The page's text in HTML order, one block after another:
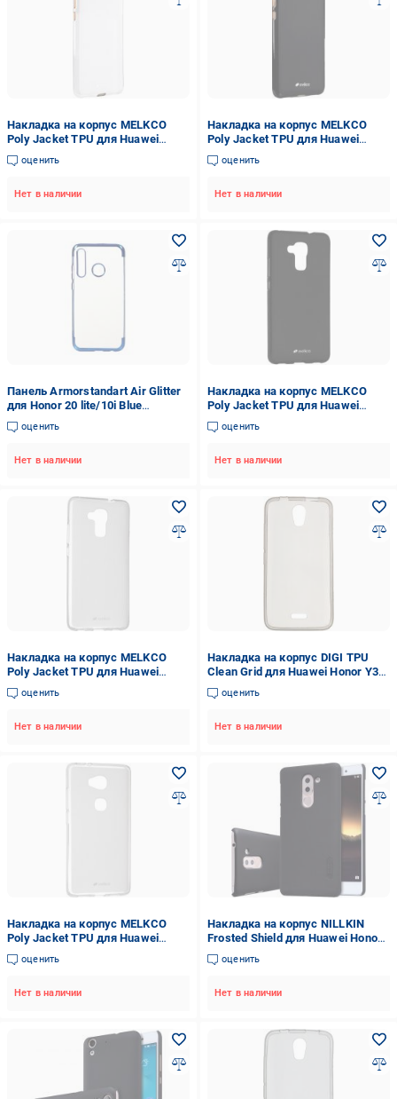
Накладка на корпус MELKCO
Poly Jacket TPU для Huawei
Honor 5A/Y6 II transparent (WP-
MDHWHO5ATULTTMTU)
оценить
Нет в наличии
Накладка на корпус MELKCO
Poly Jacket TPU для Huawei
Honor 5A/Y6 II black (WP-
MDHWHO5ATULTBMTU)
оценить
Нет в наличии
Панель Armorstandart Air Glitter
для Honor 20 lite/10i Blue
(ARM55276)
оценить
Нет в наличии
Накладка на корпус MELKCO
Poly Jacket TPU для Huawei
Honor 5C black
(HWHO5CTULT2BKMT)
оценить
Нет в наличии
Накладка на корпус MELKCO
Poly Jacket TPU для Huawei
Honor 5C transparent
(HWHO5CTULT2TSMT)
оценить
Нет в наличии
Накладка на корпус DIGI TPU
Clean Grid для Huawei Honor Y3C
(6265353)
оценить
Нет в наличии
Накладка на корпус MELKCO
Poly Jacket TPU для Huawei
Honor 5X (GR5)
(HWHO5XTULT2TSMT)
оценить
Нет в наличии
Накладка на корпус NILLKIN
Frosted Shield для Huawei Honor
6X/GR5 (2017) black (6328385)
оценить
Нет в наличии